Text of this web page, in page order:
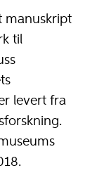
manuskript
til
levert fra